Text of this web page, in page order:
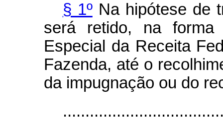
§ 1ºNa hipótese de
será retido, na forma
Especial da Receita
Fazenda, até o
da impugnação ou do